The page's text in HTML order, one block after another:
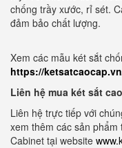
chống trầy xước, rỉ sét.
đảm bảo chất lượng.
Xem các mẫu két sắt
https://
Liên hệ mua két sắt
Liên hệ trực tiếp với
xem thêm các sản phẩm
Cabinet tại website